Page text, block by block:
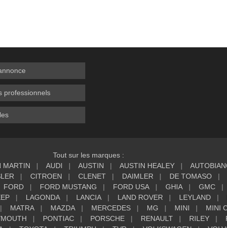
professionnels
Tout sur les marques :
MARTIN AUDI AUSTIN AUSTIN HEALEY
CITROEN CLENET DAIMLER DE TOMASO
FORD FORD MUSTANG FORD USA GHIA GMC
LAGONDA LANCIA LAND ROVER LEYLAND
MATRA MAZDA MERCEDES MG MINI MINI
PONTIAC PORSCHE RENAULT RILEY